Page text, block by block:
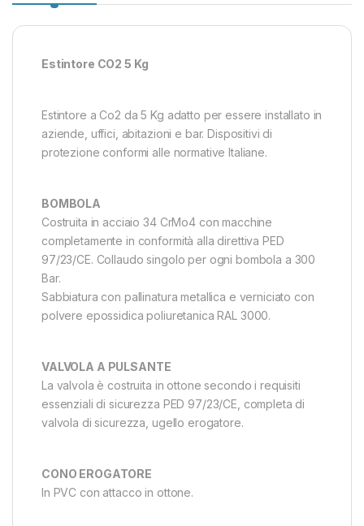
Estintore CO2 5 Kg
Estintore a Co2 da 5 Kg adatto per essere installato in
aziende, uffici, abitazioni e bar. Dispositivi di
protezione conformi alle normative Italiane.
BOMBOLA
Costruita in acciaio 34 CrMo4 con macchine
completamente in conformità alla direttiva PED
97/23/CE. Collaudo singolo per ogni bombola a 300
Bar.
Sabbiatura con pallinatura metallica e verniciato con
polvere epossidica poliuretanica RAL 3000.
VALVOLA A PULSANTE
La valvola è costruita in ottone secondo i requisiti
essenziali di sicurezza PED 97/23/CE, completa di
valvola di sicurezza, ugello erogatore.
CONO EROGATORE
In PVC con attacco in ottone.